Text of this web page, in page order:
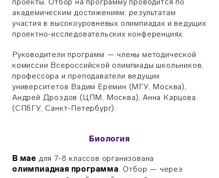
академическим достижениям: результатам
участия в высокоуровневых олимпиадах и ведущих
проектно-исследовательских конференциях.
Руководители программ — члены методической
комиссии Всероссийской олимпиады школьников,
профессора и преподаватели ведущих
университетов Вадим Еремин (МГУ, Москва),
Андрей Дроздов (ЦПМ, Москва), Анна Карцова
(СПбГУ, Санкт-Петербург).
Биология
В мае для 7-8 классов организована
олимпиадная программа. Отбор — через